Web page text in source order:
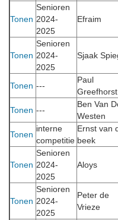
Tonen
Senioren
2024-
2025
Efraim
Tonen
Senioren
2024-
2025
Sjaak
Tonen ---
Paul
Greefhorst
Tonen ---
Ben Van
Westen
Tonen
interne
competitie
Ernst van
beek
Tonen
Senioren
2024-
2025
Aloys
Tonen
Senioren
2024-
2025
Peter de
Vrieze